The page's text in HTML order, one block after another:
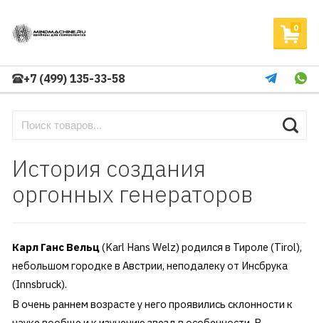
0
+7 (499) 135-33-58
История создания
оргонных генераторов
Карл Ганс Вельц(Karl Hans Welz) родился в Тироле (Tirol),
небольшом городке в Австрии, неподалеку от Инсбрука
(Innsbruck).
В очень раннем возрасте у него проявились склонности к